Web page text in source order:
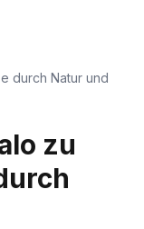
durch Natur und
zu